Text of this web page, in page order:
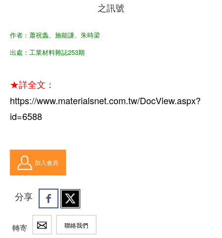
之訊號
作者： 蕭祝螽、施能謙、朱時梁
出處：工業材料雜誌253期
★詳全文：
https://www.materialsnet.com.tw/DocView.aspx?
id=6588
加入會員
分享
轉寄 聯絡我們